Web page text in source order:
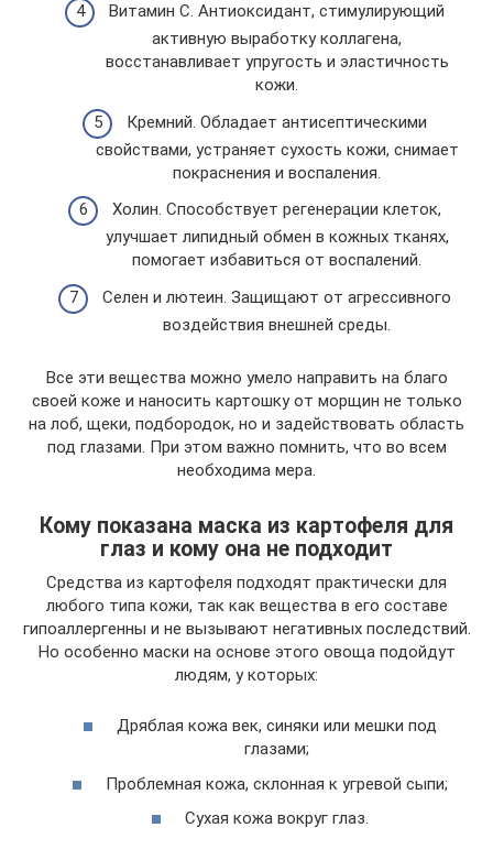
Витамин С. Антиоксидант, стимулирующий
активную выработку коллагена,
восстанавливает упругость и эластичность
кожи.
Кремний. Обладает антисептическими
свойствами, устраняет сухость кожи, снимает
покраснения и воспаления.
Холин. Способствует регенерации клеток,
улучшает липидный обмен в кожных тканях,
помогает избавиться от воспалений.
Селен и лютеин. Защищают от агрессивного
воздействия внешней среды.
Все эти вещества можно умело направить на благо
своей коже и наносить картошку от морщин не только
на лоб, щеки, подбородок, но и задействовать область
под глазами. При этом важно помнить, что во всем
необходима мера.
Кому показана маска из картофеля для
глаз и кому она не подходит
Средства из картофеля подходят практически для
любого типа кожи, так как вещества в его составе
гипоаллергенны и не вызывают негативных последствий.
Но особенно маски на основе этого овоща подойдут
людям, у которых:
Дряблая кожа век, синяки или мешки под
глазами;
Проблемная кожа, склонная к угревой сыпи;
Сухая кожа вокруг глаз.